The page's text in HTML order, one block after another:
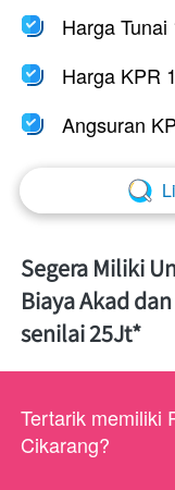
Harga
Harga KPR
Angsuran
`
Segera Miliki
Biaya Akad
senilai 25Jt*
Tertarik memiliki
Cikarang?